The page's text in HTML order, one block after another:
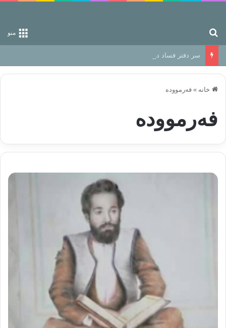
منو
سر دفتر فساد در زمین‌، دوری وکناره‌گیری از راه خداست‌!
خانه » فەرموودە
فەرموودە